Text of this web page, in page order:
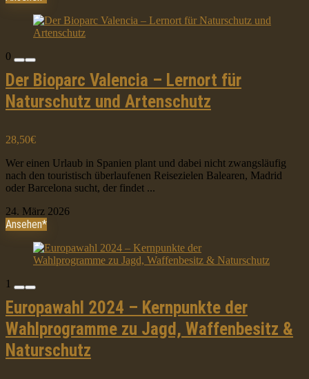
0
Der Bioparc Valencia – Lernort für
Naturschutz und Artenschutz
28,50€
Wer einen Urlaub in Spanien plant und dabei nicht zwangsläufig
nach den touristisch überlaufenen Reisezielen Balearen, Madrid
oder Barcelona sucht, der findet ...
24. März 2026
Ansehen*
1
Europawahl 2024 – Kernpunkte der
Wahlprogramme zu Jagd, Waffenbesitz &
Naturschutz